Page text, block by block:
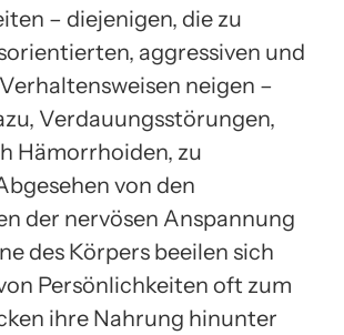
– diejenigen, die zu
aggressiven und
neigen –
Verdauungsstörungen,
Hämorrhoiden, zu
von den
der nervösen Anspannung
des Körpers beeilen sich
Persönlichkeiten oft zum
ihre Nahrung hinunter